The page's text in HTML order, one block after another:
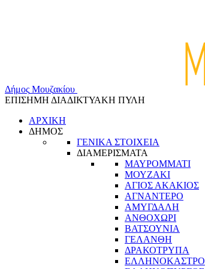
Δήμος Μουζακίου
ΕΠΙΣΗΜΗ ΔΙΑΔΙΚΤΥΑΚΗ ΠΥΛΗ
ΑΡΧΙΚΗ
ΔΗΜΟΣ
ΓΕΝΙΚΑ ΣΤΟΙΧΕΙΑ
ΔΙΑΜΕΡΙΣΜΑΤΑ
ΜΑΥΡΟΜΜΑΤΙ
ΜΟΥΖΑΚΙ
ΑΓΙΟΣ ΑΚΑΚΙΟΣ
ΑΓΝΑΝΤΕΡΟ
ΑΜΥΓΔΑΛΗ
ΑΝΘΟΧΩΡΙ
ΒΑΤΣΟΥΝΙΑ
ΓΕΛΑΝΘΗ
ΔΡΑΚΟΤΡΥΠΑ
ΕΛΛΗΝΟΚΑΣΤΡΟ